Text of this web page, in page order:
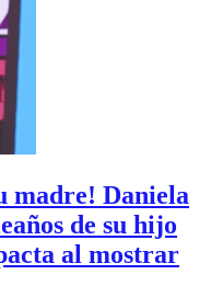
madre! Daniela
de su hijo
al mostrar